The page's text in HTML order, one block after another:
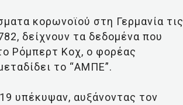
κορωνοϊού στη Γερμανία τις
δείχνουν τα δεδομένα που
Ρόμπερτ Κοχ, ο φορέας
το “ΑΜΠΕ”.
υπέκυψαν, αυξάνοντας τον